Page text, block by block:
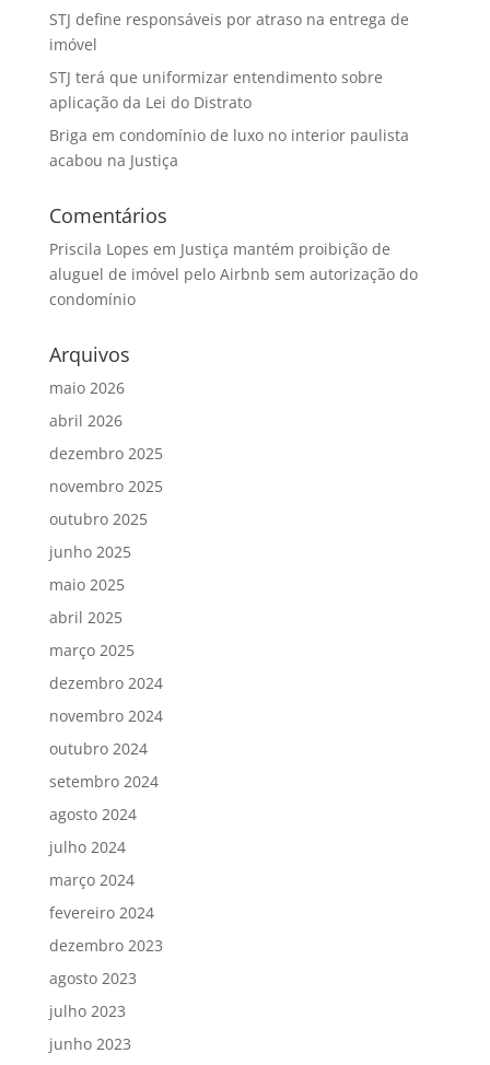
STJ define responsáveis por atraso na entrega de
imóvel
STJ terá que uniformizar entendimento sobre
aplicação da Lei do Distrato
Briga em condomínio de luxo no interior paulista
acabou na Justiça
Comentários
Priscila Lopes em Justiça mantém proibição de
aluguel de imóvel pelo Airbnb sem autorização do
condomínio
Arquivos
maio 2026
abril 2026
dezembro 2025
novembro 2025
outubro 2025
junho 2025
maio 2025
abril 2025
março 2025
dezembro 2024
novembro 2024
outubro 2024
setembro 2024
agosto 2024
julho 2024
março 2024
fevereiro 2024
dezembro 2023
agosto 2023
julho 2023
junho 2023